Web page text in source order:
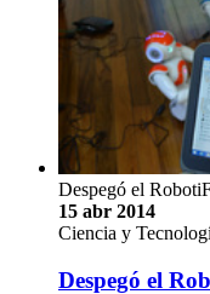
Despegó el
15 abr 2014
Ciencia y
Despegó el